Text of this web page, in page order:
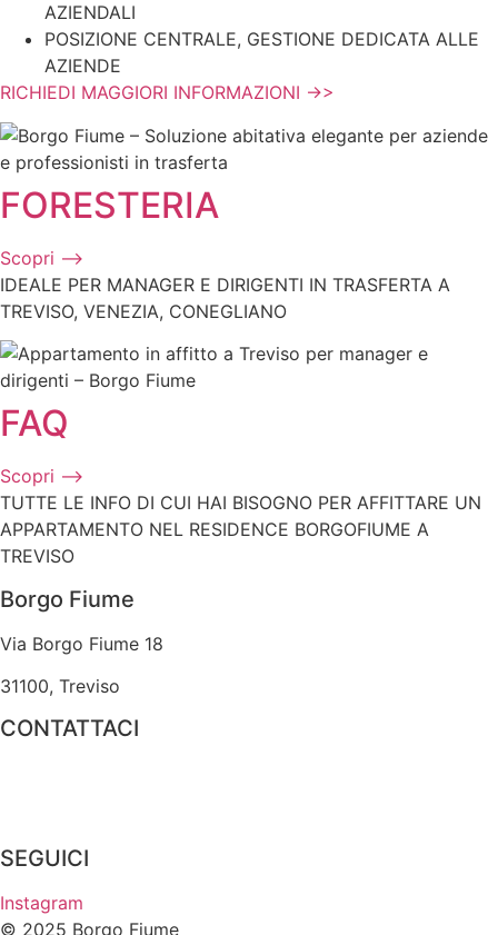
AZIENDALI
POSIZIONE CENTRALE, GESTIONE DEDICATA ALLE
AZIENDE
RICHIEDI MAGGIORI INFORMAZIONI ->>
FORESTERIA
Scopri ⟶
IDEALE PER MANAGER E DIRIGENTI IN TRASFERTA A
TREVISO, VENEZIA, CONEGLIANO
FAQ
Scopri ⟶
TUTTE LE INFO DI CUI HAI BISOGNO PER AFFITTARE UN
APPARTAMENTO NEL RESIDENCE BORGOFIUME A
TREVISO
Borgo Fiume
Via Borgo Fiume 18
31100, Treviso
CONTATTACI
SEGUICI
Instagram
© 2025 Borgo Fiume